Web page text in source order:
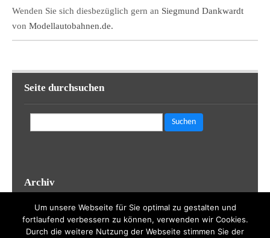
Wenden Sie sich diesbezüglich gern an Siegmund Dankwardt
von Modellautobahnen.de.
Seite durchsuchen
nach:
Archiv
Archiv
Um unsere Webseite für Sie optimal zu gestalten und
fortlaufend verbessern zu können, verwenden wir Cookies.
Durch die weitere Nutzung der Webseite stimmen Sie der